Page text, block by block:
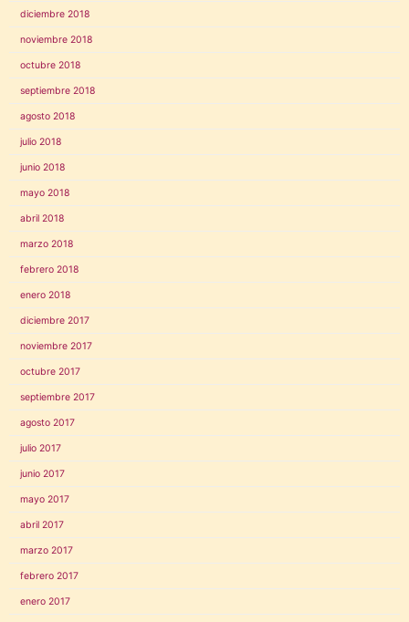
diciembre 2018
noviembre 2018
octubre 2018
septiembre 2018
agosto 2018
julio 2018
junio 2018
mayo 2018
abril 2018
marzo 2018
febrero 2018
enero 2018
diciembre 2017
noviembre 2017
octubre 2017
septiembre 2017
agosto 2017
julio 2017
junio 2017
mayo 2017
abril 2017
marzo 2017
febrero 2017
enero 2017